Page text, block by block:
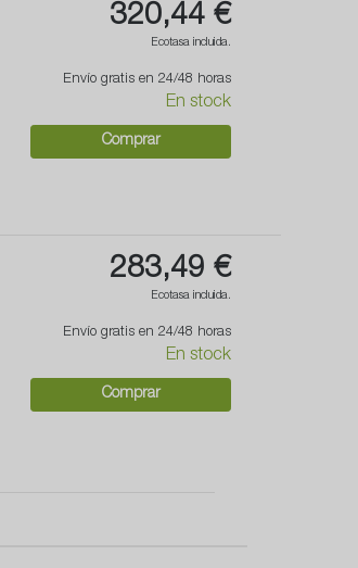
320,44 €
Ecotasa incluida.
Envío gratis en 24/48 horas
En stock
Comprar
283,49 €
Ecotasa incluida.
Envío gratis en 24/48 horas
En stock
Comprar